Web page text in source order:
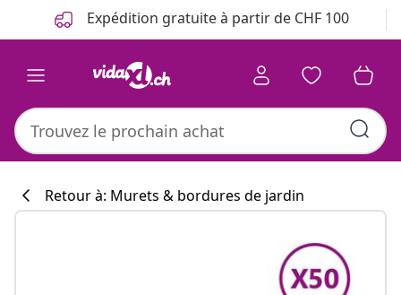
Précédent Expédition gratuite à partir de CHF 100
Retour à: Murets & bordures de jardin